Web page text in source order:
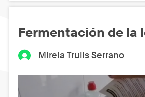
Fermentación de la
Mireia Trulls Serrano